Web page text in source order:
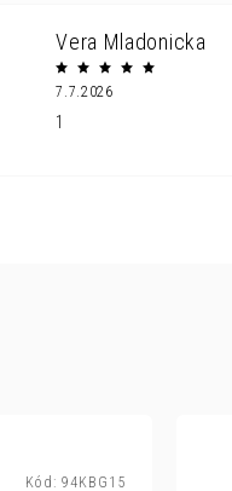
Vera Mladonicka
7.7.2026
1
Kód: 94KBG15